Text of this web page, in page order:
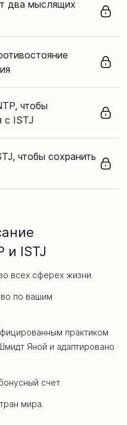
два мыслящих
чтобы
с ISTJ
чтобы сохранить
и ISTJ
всех сферех жизни.
по вашим
практиком
Яной и адаптировано
счет.
мира.